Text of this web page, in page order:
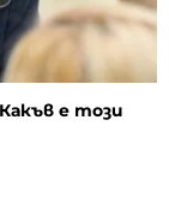
е този